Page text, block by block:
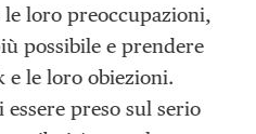
loro preoccupazioni,
possibile e prendere
e le loro obiezioni.
essere preso sul serio